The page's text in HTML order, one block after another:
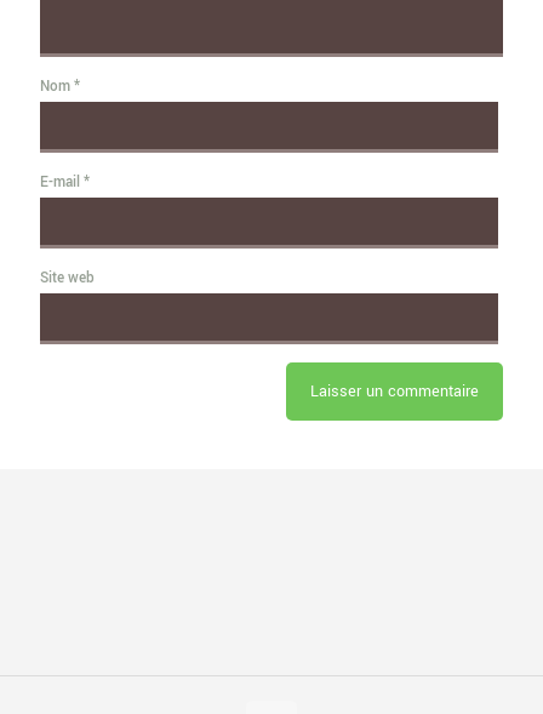
Nom*
E-mail *
Site web